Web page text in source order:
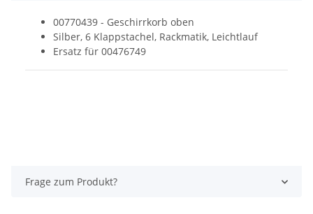
00770439 - Geschirrkorb oben
Silber, 6 Klappstachel, Rackmatik, Leichtlauf
Ersatz für 00476749
Frage zum Produkt?